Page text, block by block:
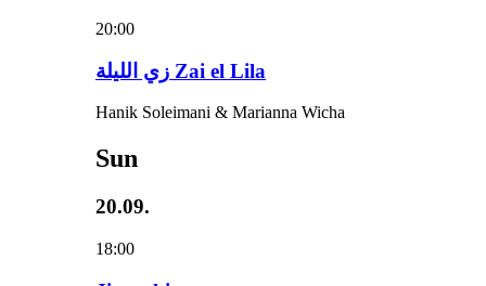
20:00
زي‌ اللیلة Zai el Lila
Hanik Soleimani & Marianna Wicha
Sun
20.09.
18:00